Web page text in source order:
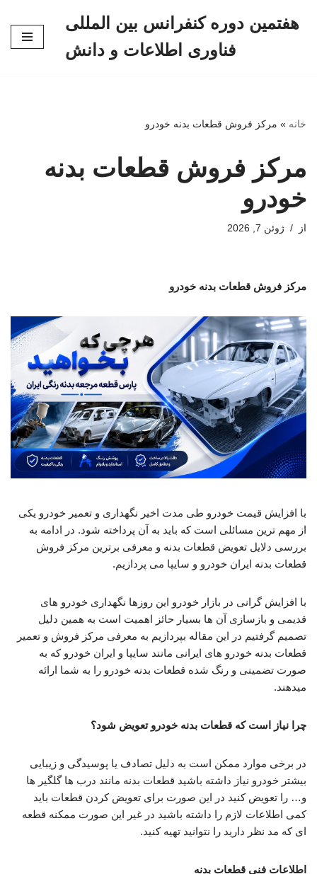
هفتمین دوره کنفرانس بین المللی
فناوری اطلاعات و دانش
خانه » مرکز فروش قطعات بدنه خودرو
مرکز فروش قطعات بدنه
خودرو
از ژوئن 7, 2026
مرکز فروش قطعات بدنه خودرو
با افزایش قیمت خودرو طی مدت اخیر نگهداری و تعمیر خودرو یکی
از مهم ترین مسائلی است که باید به آن پرداخته شود. در ادامه به
بررسی دلایل تعویض قطعات بدنه و معرفی برترین مرکز فروش
قطعات بدنه ایران خودرو و سایپا می پردازیم.
با افزایش گرانی در بازار خودرو این روزها نگهداری خودرو های
قدیمی و بازسازی آن ها بسیار حائز اهمیت است به همین دلیل
تصمیم گرفتیم در این مقاله بپردازیم به معرفی مرکز فروش و تعمیر
قطعات بدنه خودرو های ایرانی مانند سایپا و ایران خودرو که به
صورت تضمینی و رنگ شده قطعات بدنه خودرو را به شما ارائه
میدهند.
چرا نیاز است که قطعات بدنه خودرو تعویض شود؟
در برخی موارد ممکن است به دلیل تصادف یا پوسیدگی و زیبایی
بیشتر خودرو نیاز داشته باشید قطعات بدنه مانند درب ها گلگیر ها
و… را تعویض کنید در این صورت برای تعویض کردن قطعات باید
کمی اطلاعات لازم را داشته باشید در غیر این صورت ممکنه قطعه
ای که مد نظر دارید را نتوانید تهیه کنید.
اطلاعات فنی قطعات بدنه